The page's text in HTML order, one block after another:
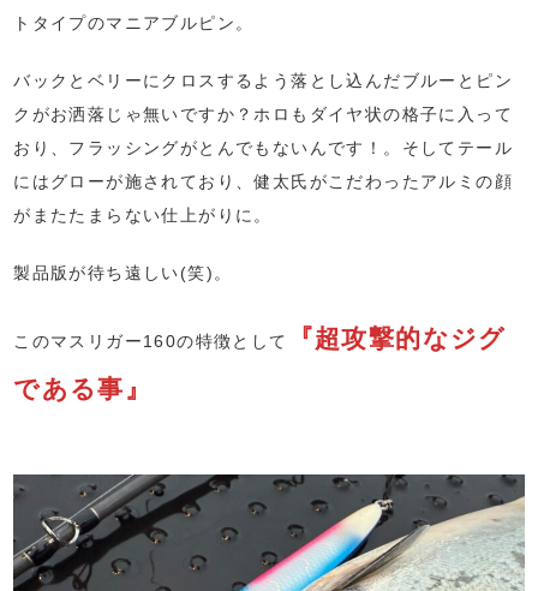
トタイプのマニアブルピン。
バックとベリーにクロスするよう落とし込んだブルーとピン
クがお洒落じゃ無いですか？ホロもダイヤ状の格子に入って
おり、フラッシングがとんでもないんです！。そしてテール
にはグローが施されており、健太氏がこだわったアルミの顔
がまたたまらない仕上がりに。
製品版が待ち遠しい(笑)。
このマスリガー160の特徴として
『超攻撃的なジグ
である事』